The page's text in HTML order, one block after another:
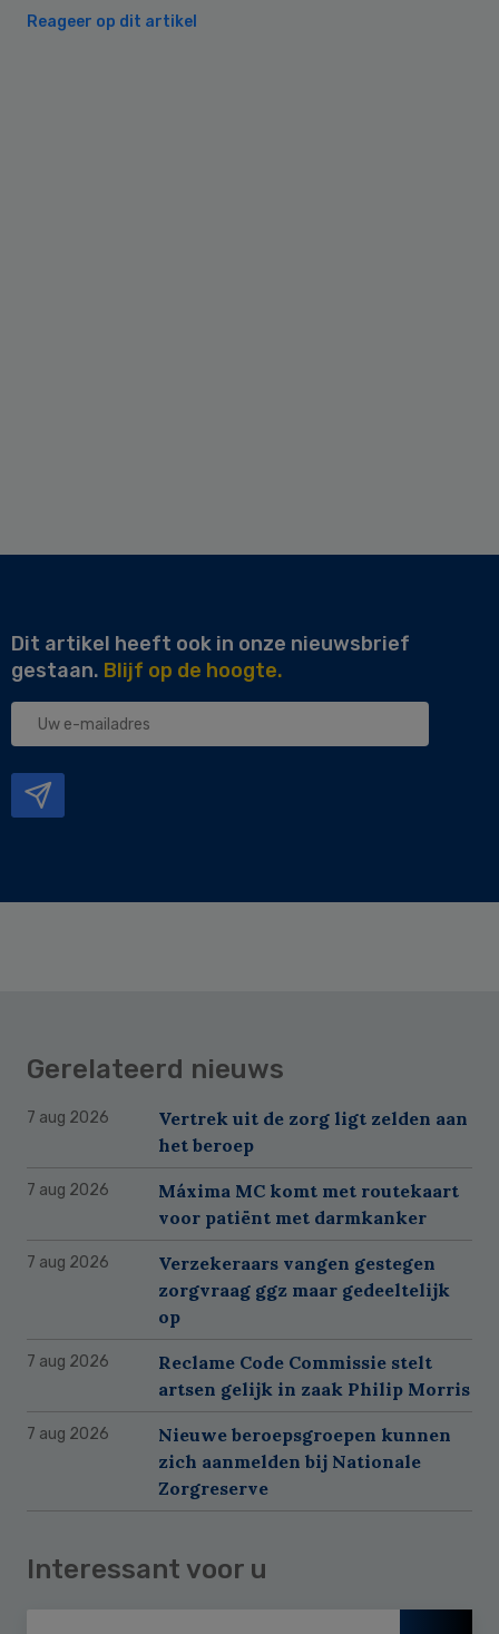
Reageer op dit artikel
Dit artikel heeft ook in onze nieuwsbrief
gestaan. Blijf op de hoogte.
Uw
Gerelateerd nieuws
7 aug 2026
Vertrek uit de zorg ligt zelden aan
het beroep
7 aug 2026
Máxima MC komt met routekaart
voor patiënt met darmkanker
7 aug 2026
Verzekeraars vangen gestegen
zorgvraag ggz maar gedeeltelijk
op
7 aug 2026
Reclame Code Commissie stelt
artsen gelijk in zaak Philip Morris
7 aug 2026
Nieuwe beroepsgroepen kunnen
zich aanmelden bij Nationale
Zorgreserve
Interessant voor u